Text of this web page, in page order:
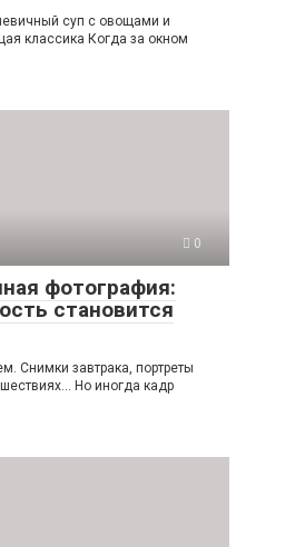
суп с овощами и
классика Когда за окном
0
фотография:
становится
Снимки завтрака, портреты
Но иногда кадр